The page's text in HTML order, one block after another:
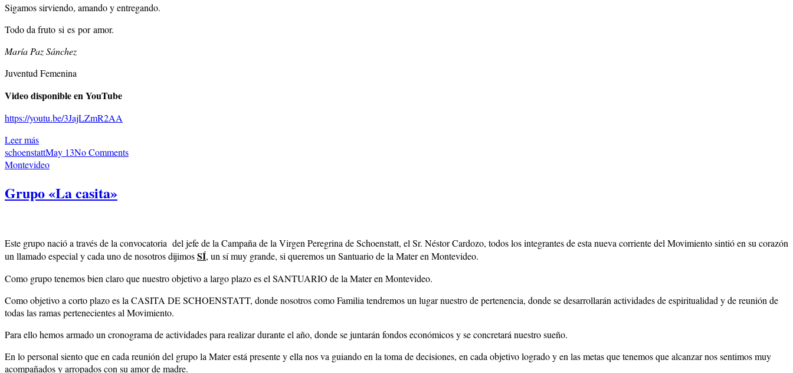
Sigamos sirviendo, amando y entregando.
Todo da fruto si es por amor.
María Paz Sánchez
Juventud Femenina
Video disponible en YouTube
https://youtu.be/3JajLZmR2AA
Leer más
schoenstattMay 13No Comments
Montevideo
Grupo «La casita»
Este grupo nació a través de la convocatoria del jefe de la Campaña de la Virgen Peregrina de Schoenstatt, el Sr. Néstor Cardozo, todos los integrantes de esta nueva corriente del Movimiento sintió en su corazón
un llamado especial y cada uno de nosotros dijimosSÍ, un sí muy grande, si queremos un Santuario de la Mater en Montevideo.
Como grupo tenemos bien claro que nuestro objetivo a largo plazo es el SANTUARIO de la Mater en Montevideo.
Como objetivo a corto plazo es la CASITA DE SCHOENSTATT, donde nosotros como Familia tendremos un lugar nuestro de pertenencia, donde se desarrollarán actividades de espiritualidad y de reunión de
todas las ramas pertenecientes al Movimiento.
Para ello hemos armado un cronograma de actividades para realizar durante el año, donde se juntarán fondos económicos y se concretará nuestro sueño.
En lo personal siento que en cada reunión del grupo la Mater está presente y ella nos va guiando en la toma de decisiones, en cada objetivo logrado y en las metas que tenemos que alcanzar nos sentimos muy
acompañados y arropados con su amor de madre.